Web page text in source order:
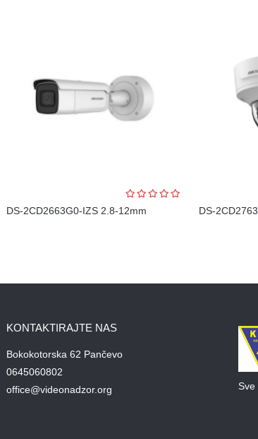
DS-2CD2663G0-IZS 2.8-12mm DS-
KONTAKTIRAJTE NAS
Bokokotorska 62 Pančevo
0645060802
office@videonadzor.org
Sve